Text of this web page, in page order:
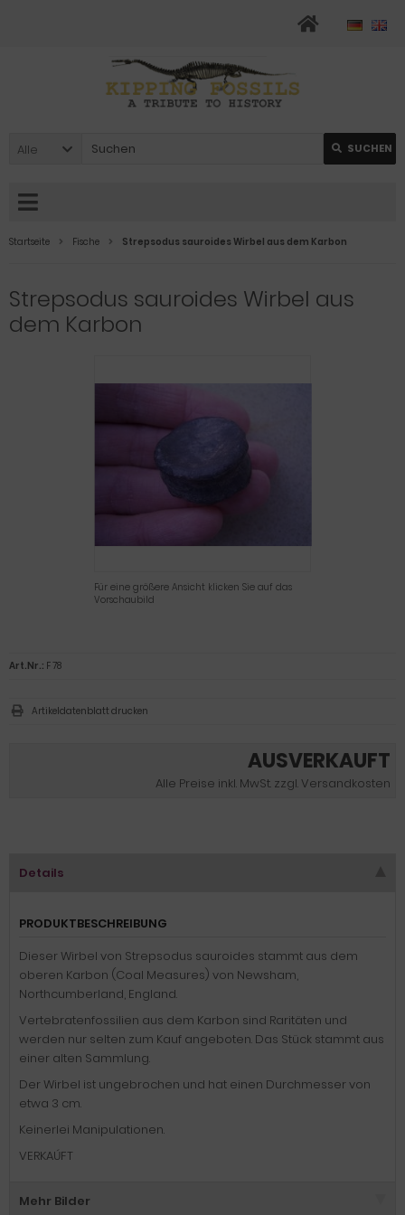
Alle SUCHEN
Startseite Fische Strepsodus sauroides Wirbel aus dem Karbon
Strepsodus sauroides Wirbel aus
dem Karbon
Für eine größere Ansicht klicken Sie auf das
Vorschaubild
AUSVERKAUFT
Alle Preise inkl. MwSt. zzgl. Versandkosten
Art.Nr.: F 78
Artikeldatenblatt drucken
Details
PRODUKTBESCHREIBUNG
Dieser Wirbel von Strepsodus sauroides stammt aus dem
oberen Karbon (Coal Measures) von Newsham,
Northcumberland, England.
Vertebratenfossilien aus dem Karbon sind Raritäten und
werden nur selten zum Kauf angeboten. Das Stück stammt aus
einer alten Sammlung.
Der Wirbel ist ungebrochen und hat einen Durchmesser von
etwa 3 cm.
Keinerlei Manipulationen.
VERKAÚFT
Mehr Bilder